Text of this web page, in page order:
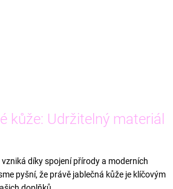
kůže: Udržitelný materiál
díky spojení přírody a moderních
pyšní, že právě jablečná kůže je klíčovým